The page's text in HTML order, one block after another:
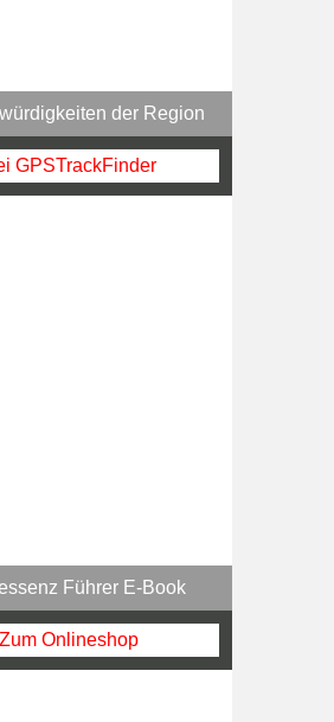
der Region
GPSTrackFinder
Führer E-Book
Zum Onlineshop